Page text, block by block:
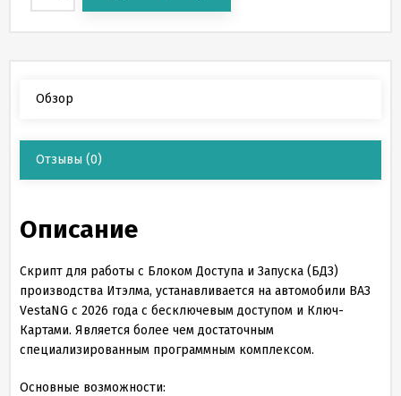
Обзор
Отзывы (0)
Описание
Скрипт для работы с Блоком Доступа и Запуска (БДЗ)
производства Итэлма, устанавливается на автомобили ВАЗ
VestaNG c 2026 года с бесключевым доступом и Ключ-
Картами. Является более чем достаточным
специализированным программным комплексом.
Основные возможности: